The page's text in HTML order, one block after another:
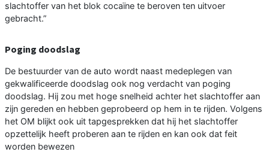
slachtoffer van het blok cocaïne te beroven ten uitvoer
gebracht.”
Poging doodslag
De bestuurder van de auto wordt naast medeplegen van
gekwalificeerde doodslag ook nog verdacht van poging
doodslag. Hij zou met hoge snelheid achter het slachtoffer aan
zijn gereden en hebben geprobeerd op hem in te rijden. Volgens
het OM blijkt ook uit tapgesprekken dat hij het slachtoffer
opzettelijk heeft proberen aan te rijden en kan ook dat feit
worden bewezen